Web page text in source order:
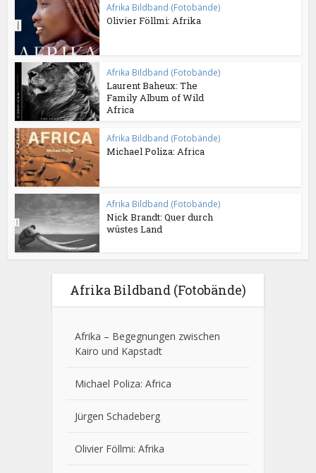
Afrika Bildband (Fotobände)
Olivier Föllmi: Afrika
Afrika Bildband (Fotobände)
Laurent Baheux: The
Family Album of Wild
Africa
Afrika Bildband (Fotobände)
Michael Poliza: Africa
Afrika Bildband (Fotobände)
Nick Brandt: Quer durch
wüstes Land
Afrika Bildband (Fotobände)
Afrika – Begegnungen zwischen
Kairo und Kapstadt
Michael Poliza: Africa
Jürgen Schadeberg
Olivier Föllmi: Afrika